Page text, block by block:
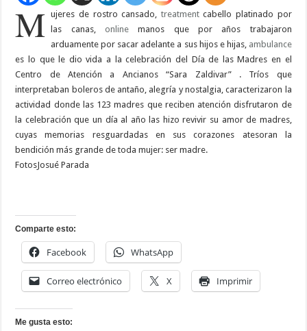
M ujeres de rostro cansado, treatmentcabello platinado por
las canas, onlinemanos que por años trabajaron
arduamente por sacar adelante a sus hijos e hijas, ambulance
es lo que le dio vida a la celebración del Día de las Madres en el
Centro de Atención a Ancianos “Sara Zaldivar” . Tríos que
interpretaban boleros de antaño, alegría y nostalgia, caracterizaron la
actividad donde las 123 madres que reciben atención disfrutaron de
la celebración que un día al año las hizo revivir su amor de madres,
cuyas memorias resguardadas en sus corazones atesoran la
bendición más grande de toda mujer: ser madre.
FotosJosué Parada
Comparte esto:
Facebook WhatsApp
Correo electrónico X Imprimir
Me gusta esto: